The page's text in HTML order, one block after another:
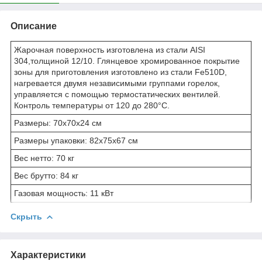
Описание
Жарочная поверхность изготовлена из стали AISI
304,толщиной 12/10. Глянцевое хромированное покрытие
зоны для приготовления изготовлено из стали Fe510D,
нагревается двумя независимыми группами горелок,
управляется с помощью термостатических вентилей.
Контроль температуры от 120 до 280°C.
Размеры: 70x70x24 см
Размеры упаковки: 82x75x67 см
Вес нетто: 70 кг
Вес брутто: 84 кг
Газовая мощность: 11 кВт
Скрыть
Характеристики